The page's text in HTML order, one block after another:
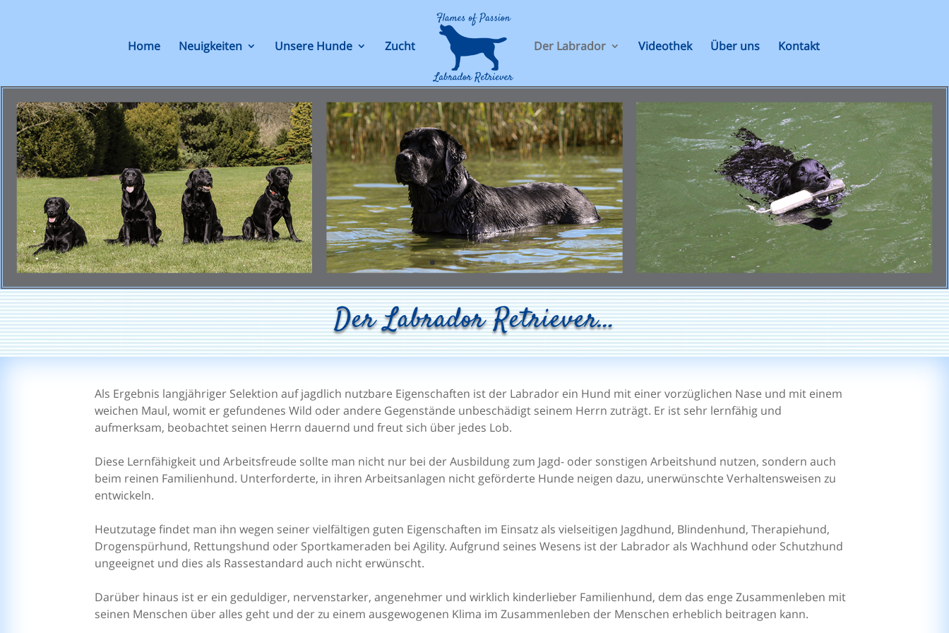
Home Neuigkeiten Unsere Hunde Zucht Der Labrador Videothek Über uns Kontakt
Der Labrador Retriever…
Als Ergebnis langjähriger Selektion auf jagdlich nutzbare Eigenschaften ist der Labrador ein Hund mit einer vorzüglichen Nase und mit einem
weichen Maul, womit er gefundenes Wild oder andere Gegenstände unbeschädigt seinem Herrn zuträgt. Er ist sehr lernfähig und
aufmerksam, beobachtet seinen Herrn dauernd und freut sich über jedes Lob.
Diese Lernfähigkeit und Arbeitsfreude sollte man nicht nur bei der Ausbildung zum Jagd- oder sonstigen Arbeitshund nutzen, sondern auch
beim reinen Familienhund. Unterforderte, in ihren Arbeitsanlagen nicht geförderte Hunde neigen dazu, unerwünschte Verhaltensweisen zu
entwickeln.
Heutzutage findet man ihn wegen seiner vielfältigen guten Eigenschaften im Einsatz als vielseitigen Jagdhund, Blindenhund, Therapiehund,
Drogenspürhund, Rettungshund oder Sportkameraden bei Agility. Aufgrund seines Wesens ist der Labrador als Wachhund oder Schutzhund
ungeeignet und dies als Rassestandard auch nicht erwünscht.
Darüber hinaus ist er ein geduldiger, nervenstarker, angenehmer und wirklich kinderlieber Familienhund, dem das enge Zusammenleben mit
seinen Menschen über alles geht und der zu einem ausgewogenen Klima im Zusammenleben der Menschen erheblich beitragen kann.